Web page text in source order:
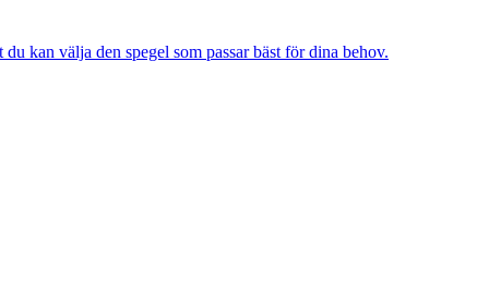
kan välja den spegel som passar bäst för dina behov.